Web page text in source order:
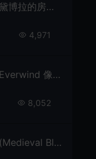
魔女的侵袭黛博拉的房间 / Deborahs Room 回合制动作RPG游戏
4,971
风屿奇航 / Everwind 像素沙盒生存冒险RPG游戏
8,052
中世纪铁匠(Medieval Blacksmith)锻造模拟RPG游戏|下载